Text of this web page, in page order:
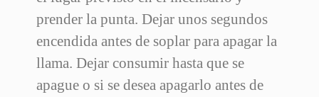
prender la punta. Dejar unos segundos
encendida antes de soplar para apagar la
llama. Dejar consumir hasta que se
apague o si se desea apagarlo antes de